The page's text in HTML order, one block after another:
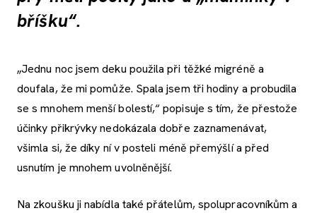
bříšku“.
„Jednu noc jsem deku použila při těžké migréně a
doufala, že mi pomůže. Spala jsem tři hodiny a probudila
se s mnohem menší bolestí,“ popisuje s tím, že přestože
účinky přikrývky nedokázala dobře zaznamenávat,
všimla si, že díky ní v posteli méně přemýšlí a před
usnutím je mnohem uvolněnější.
Na zkoušku ji nabídla také přátelům, spolupracovníkům a